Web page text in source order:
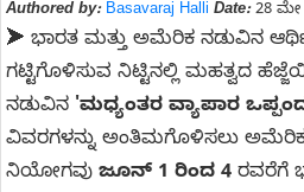
Authored by: Basavaraj Halli Date:28 ಮೇ
➤ ಭಾರತ ಮತ್ತು ಅಮೆರಿಕ ನಡುವಿನ
ಗಟ್ಟಿಗೊಳಿಸುವ ನಿಟ್ಟಿನಲ್ಲಿ ಮಹತ್ವದ
ನಡುವಿನ 'ಮಧ್ಯಂತರ ವ್ಯಾಪಾರ
ವಿವರಗಳನ್ನು ಅಂತಿಮಗೊಳಿಸಲು
ನಿಯೋಗವು ಜೂನ್ 1 ರಿಂದ 4 ರವರೆಗೆ